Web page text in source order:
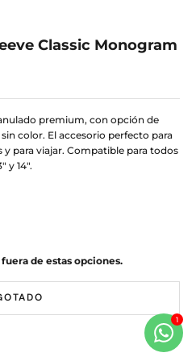
Classic Monogram
premium, con opción de
color. El accesorio perfecto para
para viajar. Compatible para todos
y 14".
de estas opciones.